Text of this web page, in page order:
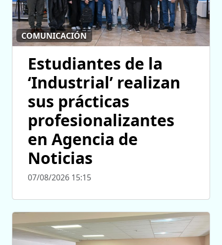
COMUNICACIÓN
Estudiantes de la
‘Industrial’ realizan
sus prácticas
profesionalizantes
en Agencia de
Noticias
07/08/2026 15:15